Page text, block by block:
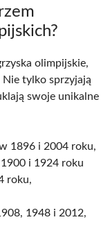
olimpijskie,
tylko sprzyjają
swoje unikalne
1896 i 2004 roku,
1900 i 1924 roku
roku,
1948 i 2012,